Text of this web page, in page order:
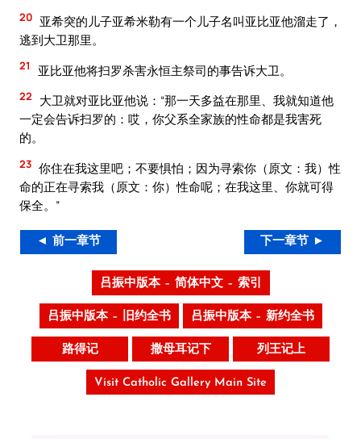
20 亚希突的儿子亚希米勒有一个儿子名叫亚比亚他溜走了，
逃到大卫那里。
21 亚比亚他将扫罗杀害永恒主祭司的事告诉大卫。
22
大卫就对亚比亚他说：“那一天多益在那里、我就知道他
一定会告诉扫罗的：哎，你父系全家族的性命都是我害死
的。
23 你住在我这里吧；不要惧怕；因为寻索你（原文：我）性
命的正在寻索我（原文：你）性命呢；在我这里、你就可得
保全。”
◄ 前一章节 下一章节 ►
吕振中版本 – 简体中文 – 索引
吕振中版本 – 旧约全书 吕振中版本 – 新约全书
路得记 撒母耳记下 列王记上
Visit Catholic Gallery Main Site